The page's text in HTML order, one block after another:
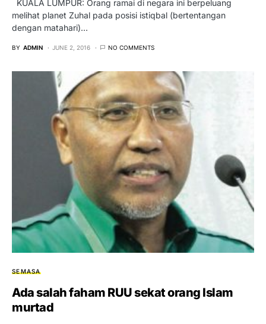
KUALA LUMPUR: Orang ramai di negara ini berpeluang
melihat planet Zuhal pada posisi istiqbal (bertentangan
dengan matahari)…
BY ADMIN JUNE 2, 2016 NO COMMENTS
SEMASA
Ada salah faham RUU sekat orang Islam
murtad